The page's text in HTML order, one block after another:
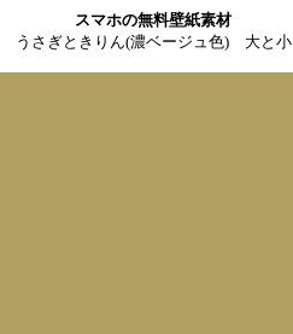
スマホの無料壁紙素材
うさぎときりん(濃ベージュ色) 大と小